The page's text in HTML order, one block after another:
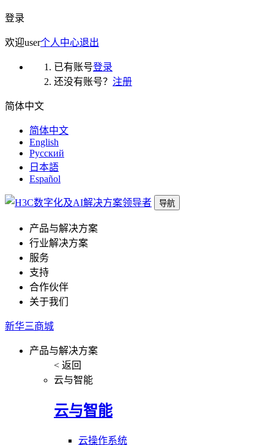
登录
欢迎user个人中心退出
已有账号登录
还没有账号？ 注册
简体中文
简体中文
English
Русский
日本語
Español
导航
产品与解决方案
行业解决方案
服务
支持
合作伙伴
关于我们
新华三商城
产品与解决方案
< 返回
云与智能
云与智能
云操作系统